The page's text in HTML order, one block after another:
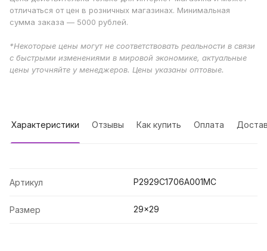
отличаться от цен в розничных магазинах. Минимальная
сумма заказа — 5000 рублей.
*Некоторые цены могут не соответствовать реальности в связи
с быстрыми изменениями в мировой экономике, актуальные
цены уточняйте у менеджеров. Цены указаны оптовые.
Характеристики Отзывы Как купить Оплата
Артикул P2929C1706A001MC
Размер 29x29